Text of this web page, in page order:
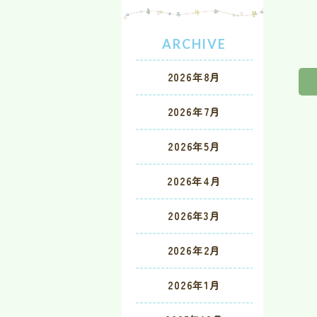
ARCHIVE
2026年8月
2026年7月
2026年5月
2026年4月
2026年3月
2026年2月
2026年1月